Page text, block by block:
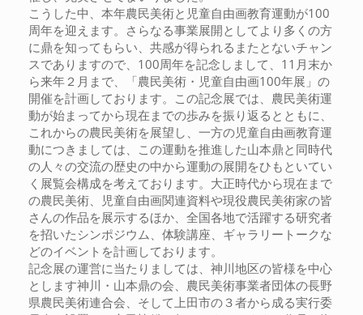
こうした中、本年農民美術と児童自由画教育運動が100
周年を迎えます。さらなる事業展開としてより多くの方
に鼎を知ってもらい、共感が得られるまたとないチャン
スでありますので、100周年を記念しまして、11月末か
ら来年２月まで、「農民美術・児童自由画100年展」の
開催を計画しております。この記念展では、農民美術運
動が始まってから現在までの歩みを振り返るとともに、
これからの農民美術を展望し、一方の児童自由画教育運
動につきましては、この運動を推進した山本鼎と同時代
の人々の交流の歴史の中から運動の展開をひもといてい
く展覧会構成を考えております。大正時代から現在まで
の農民美術、児童自由画関連資料や現役農民美術家の皆
さんの作品を展示するほか、全国各地で活躍する研究者
を招いたシンポジウム、体験講座、ギャラリートークな
どのイベントを計画しております。
記念展の運営に当たりましては、神川地区の皆様を中心
とします神川・山本鼎の会、農民美術事業者団体の長野
県農民美術連合会、そして上田市の３者から成る実行委